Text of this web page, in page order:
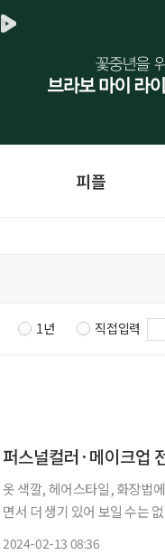
피플
1년 직접입력
퍼스널컬러·메이크업
옷 색깔, 헤어스타일, 화장법
면서 더 생기 있어 보일 수는
2024-02-13 08:36